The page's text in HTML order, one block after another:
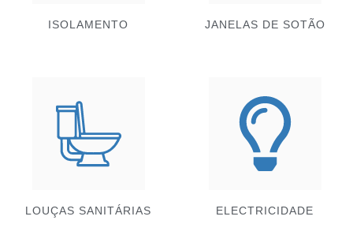
ISOLAMENTO JANELAS DE SOTÃO
LOUÇAS SANITÁRIAS ELECTRICIDADE